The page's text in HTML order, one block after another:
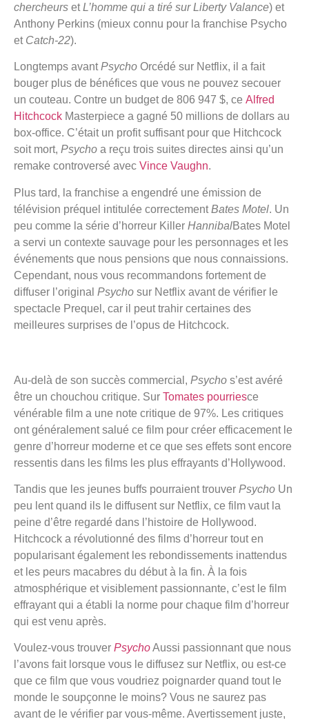
chercheurs etL’homme qui a tiré sur Liberty Valance) et
Anthony Perkins (mieux connu pour la franchise Psycho
et Catch-22).
Longtemps avantPsycho Orcédé sur Netflix, il a fait
bouger plus de bénéfices que vous ne pouvez secouer
un couteau. Contre un budget de 806 947 $, ce Alfred
Hitchcock Masterpiece a gagné 50 millions de dollars au
box-office. C’était un profit suffisant pour que Hitchcock
soit mort, Psycho a reçu trois suites directes ainsi qu’un
remake controversé avec Vince Vaughn.
Plus tard, la franchise a engendré une émission de
télévision préquel intitulée correctementBates Motel. Un
peu comme la série d’horreur Killer HannibalBates Motel
a servi un contexte sauvage pour les personnages et les
événements que nous pensions que nous connaissions.
Cependant, nous vous recommandons fortement de
diffuser l’original Psycho sur Netflix avant de vérifier le
spectacle Prequel, car il peut trahir certaines des
meilleures surprises de l’opus de Hitchcock.
Au-delà de son succès commercial, Psycho s’est avéré
être un chouchou critique. Sur Tomates pourriesce
vénérable film a une note critique de 97%. Les critiques
ont généralement salué ce film pour créer efficacement le
genre d’horreur moderne et ce que ses effets sont encore
ressentis dans les films les plus effrayants d’Hollywood.
Tandis que les jeunes buffs pourraient trouver Psycho Un
peu lent quand ils le diffusent sur Netflix, ce film vaut la
peine d’être regardé dans l’histoire de Hollywood.
Hitchcock a révolutionné des films d’horreur tout en
popularisant également les rebondissements inattendus
et les peurs macabres du début à la fin. À la fois
atmosphérique et visiblement passionnante, c’est le film
effrayant qui a établi la norme pour chaque film d’horreur
qui est venu après.
Voulez-vous trouver PsychoAussi passionnant que nous
l’avons fait lorsque vous le diffusez sur Netflix, ou est-ce
que ce film que vous voudriez poignarder quand tout le
monde le soupçonne le moins? Vous ne saurez pas
avant de le vérifier par vous-même. Avertissement juste,